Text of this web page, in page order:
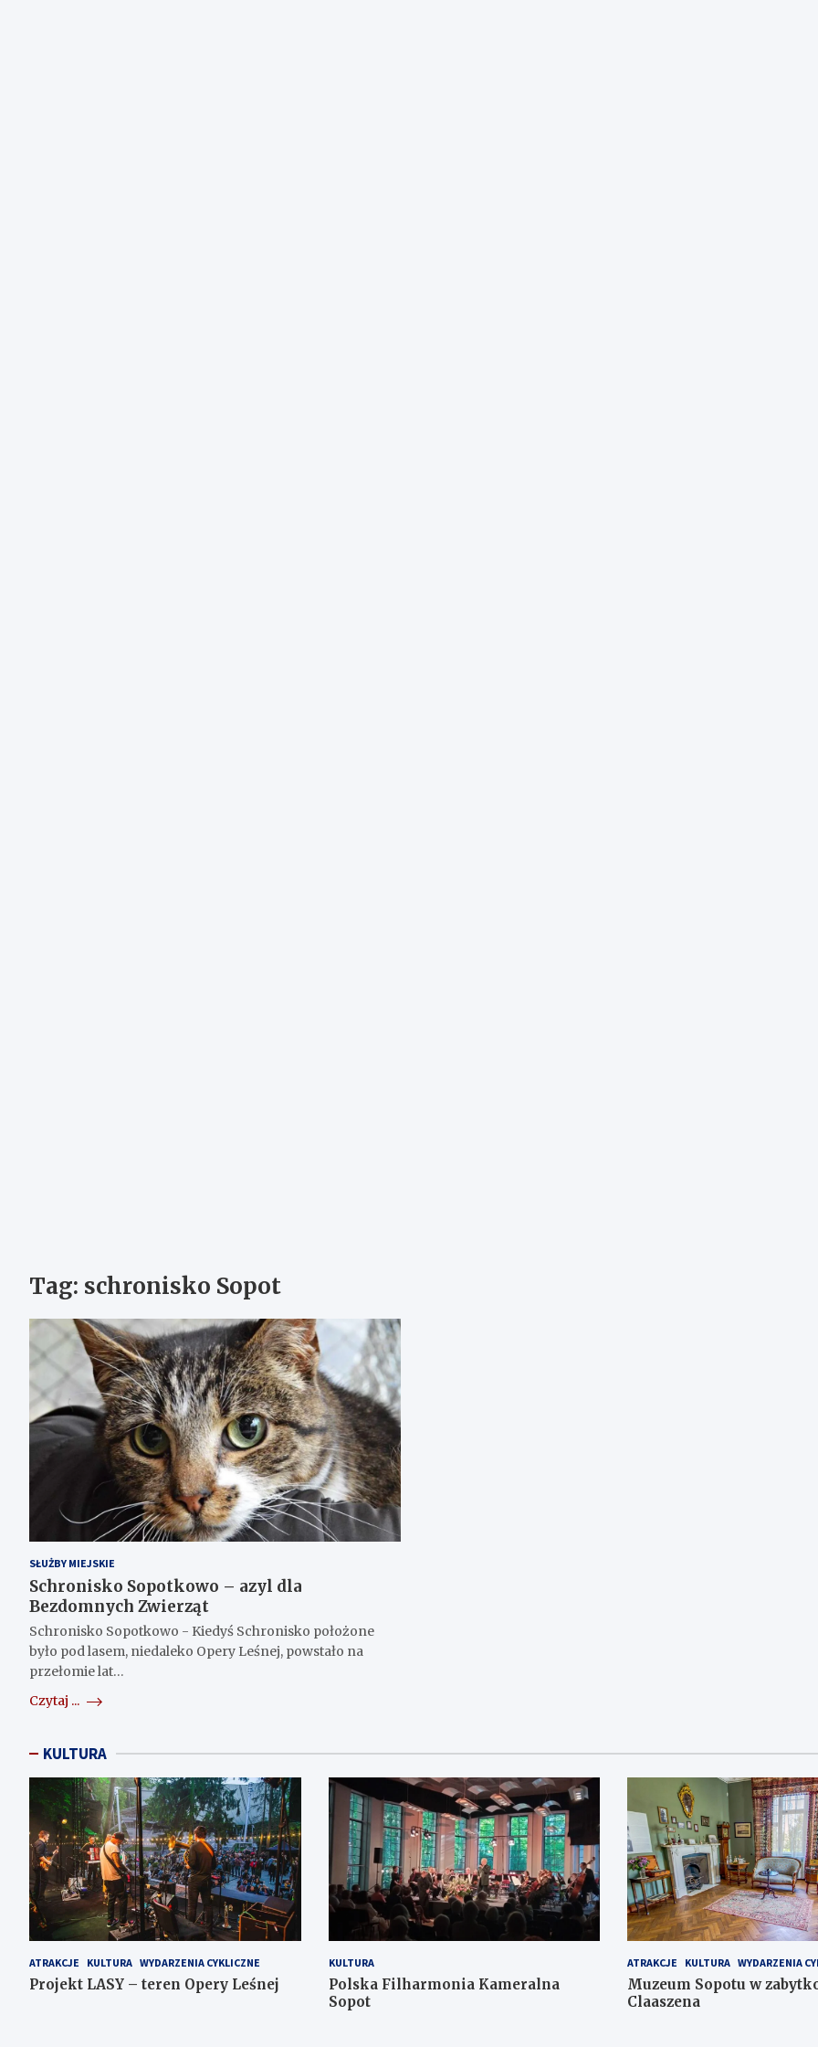
Tag: schronisko Sopot
SŁUŻBY MIEJSKIE
Schronisko Sopotkowo – azyl dla
Bezdomnych Zwierząt
Schronisko Sopotkowo - Kiedyś Schronisko położone
było pod lasem, niedaleko Opery Leśnej, powstało na
przełomie lat…
Czytaj ...
KULTURA
ATRAKCJE KULTURA WYDARZENIA CYKLICZNE
Projekt LASY – teren Opery Leśnej
KULTURA
Polska Filharmonia Kameralna
Sopot
ATRAKCJE KULTURA WYDARZENIA
Muzeum Sopotu w
Claaszena